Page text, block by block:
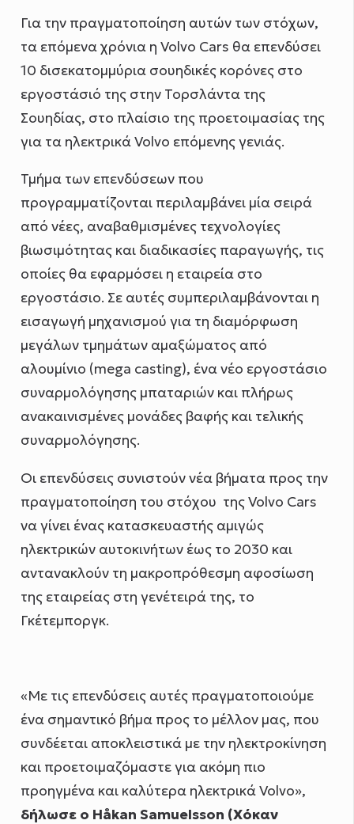
Για την πραγματοποίηση αυτών των στόχων,
τα επόμενα χρόνια η Volvo Cars θα επενδύσει
10 δισεκατομμύρια σουηδικές κορόνες στο
εργοστάσιό της στην Τορσλάντα της
Σουηδίας, στο πλαίσιο της προετοιμασίας της
για τα ηλεκτρικά Volvo επόμενης γενιάς.
Τμήμα των επενδύσεων που
προγραμματίζονται περιλαμβάνει μία σειρά
από νέες, αναβαθμισμένες τεχνολογίες
βιωσιμότητας και διαδικασίες παραγωγής, τις
οποίες θα εφαρμόσει η εταιρεία στο
εργοστάσιο. Σε αυτές συμπεριλαμβάνονται η
εισαγωγή μηχανισμού για τη διαμόρφωση
μεγάλων τμημάτων αμαξώματος από
αλουμίνιο (mega casting), ένα νέο εργοστάσιο
συναρμολόγησης μπαταριών και πλήρως
ανακαινισμένες μονάδες βαφής και τελικής
συναρμολόγησης.
Οι επενδύσεις συνιστούν νέα βήματα προς την
πραγματοποίηση του στόχου της Volvo Cars
να γίνει ένας κατασκευαστής αμιγώς
ηλεκτρικών αυτοκινήτων έως το 2030 και
αντανακλούν τη μακροπρόθεσμη αφοσίωση
της εταιρείας στη γενέτειρά της, το
Γκέτεμποργκ.
«Με τις επενδύσεις αυτές πραγματοποιούμε
ένα σημαντικό βήμα προς το μέλλον μας, που
συνδέεται αποκλειστικά με την ηλεκτροκίνηση
και προετοιμαζόμαστε για ακόμη πιο
προηγμένα και καλύτερα ηλεκτρικά Volvo»,
δήλωσε ο Håkan Samuelsson (Χόκαν